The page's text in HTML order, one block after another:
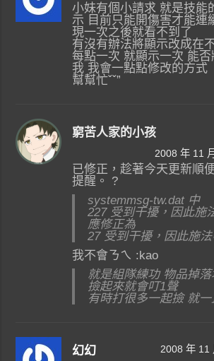
小妹有個小請求 就是技能
示 目前只能開傷害才能連
現一次之後就看不到了
有沒有辦法將顯示改成在
每點一次 就顯示一次 能
我 我會一點點修改的方式
幫幫忙ˇˇ”
窮苦人家的小孩
2008 年 11
已修正，趁著今天更新順
提醒。 ?
systemmsg-tw.dat 中
227 受到干擾，因此施
應修正為
27 受到干擾，因此施法
我不會ㄋㄟ :kao
就是組隊練功 物品掉落
撿起來就會叮1聲
有時打很多一起撿 就
幻幻 2008 年 11